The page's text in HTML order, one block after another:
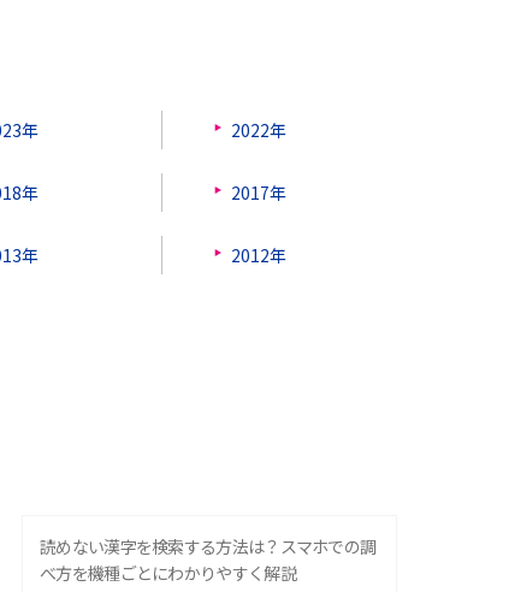
年 2022年
年 2017年
年 2012年
読めない漢字を検索する方法は？スマホでの調
べ方を機種ごとにわかりやすく解説